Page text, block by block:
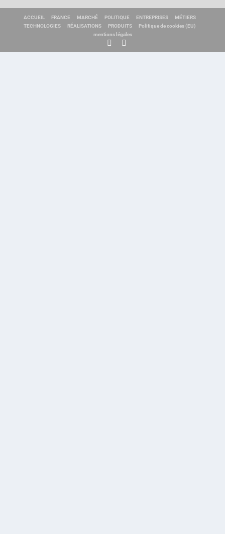
ACCUEIL FRANCE MARCHÉ POLITIQUE ENTREPRISES
MÉTIERS
TECHNOLOGIES
RÉALISATIONS PRODUITS
Politique de cookies (EU)
mentions légales